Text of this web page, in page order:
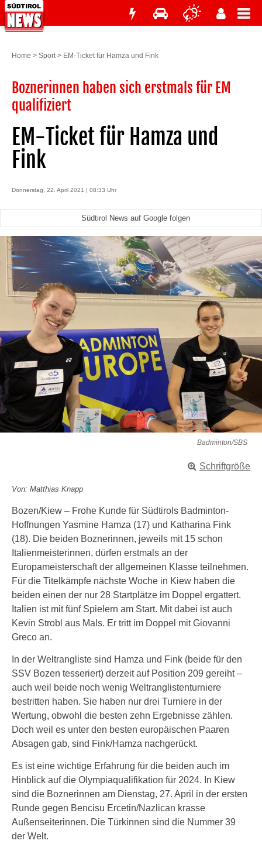
Home > Sport> EM-Ticket für Hamza und Fink
Boznerinnen haben sich erstmals für EM
qualifiziert
EM-Ticket für Hamza und
Fink
Donnerstag, 22. April 2021 | 08:33 Uhr
Südtirol News auf Google folgen
Badminton/SBS
Schriftgröße
Von: Matthias Knapp
Bozen/Kiew – Frohe Kunde für Südtirols Badminton-
Hoffnungen Yasmine Hamza (17) und Katharina Fink
(18). Die beiden Boznerinnen, jeweils mit 15 schon
Italienmeisterinnen, dürfen erstmals an der
Europameisterschaft der allgemeinen Klasse teilnehmen.
Für die Titelkämpfe nächste Woche in Kiew haben die
beiden einen der nur 28 Startplätze im Doppel ergattert.
Italien ist mit fünf Spielern am Start. Mit dabei ist auch
Kevin Strobl aus Mals. Er tritt im Doppel mit Giovanni
Greco an.
In der Weltrangliste sind Hamza und Fink (beide für den
SSV Bozen tesseriert) derzeit auf Position 209 gereiht –
auch weil beide noch wenig Weltranglistenturniere
bestritten haben. Sie haben nur drei Turniere in der
Wertung, obwohl die besten zehn Ergebnisse zählen.
Doch weil es unter den besten europäischen Paaren
Absagen gab, sind Fink/Hamza nachgerückt.
Es ist eine wichtige Erfahrung für die beiden auch im
Hinblick auf die Olympiaqualifikation für 2024. In Kiew
sind die Boznerinnen am Dienstag, 27. April in der ersten
Runde gegen Bencisu Ercetin/Nazlican krasse
Außenseiterinnen. Die Türkinnen sind die Nummer 39
der Welt.